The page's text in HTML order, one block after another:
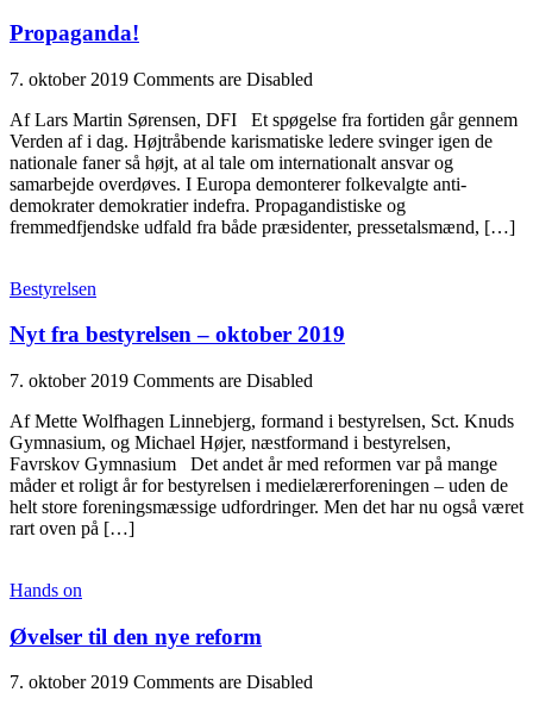
Propaganda!
7. oktober 2019 Comments are Disabled
Af Lars Martin Sørensen, DFI Et spøgelse fra fortiden går gennem
Verden af i dag. Højtråbende karismatiske ledere svinger igen de
nationale faner så højt, at al tale om internationalt ansvar og
samarbejde overdøves. I Europa demonterer folkevalgte anti-
demokrater demokratier indefra. Propagandistiske og
fremmedfjendske udfald fra både præsidenter, pressetalsmænd, […]
Bestyrelsen
Nyt fra bestyrelsen – oktober 2019
7. oktober 2019 Comments are Disabled
Af Mette Wolfhagen Linnebjerg, formand i bestyrelsen, Sct. Knuds
Gymnasium, og Michael Højer, næstformand i bestyrelsen,
Favrskov Gymnasium Det andet år med reformen var på mange
måder et roligt år for bestyrelsen i medielærerforeningen – uden de
helt store foreningsmæssige udfordringer. Men det har nu også været
rart oven på […]
Hands on
Øvelser til den nye reform
7. oktober 2019 Comments are Disabled